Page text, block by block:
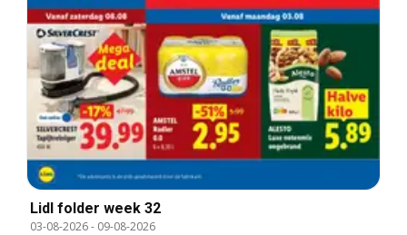
Lidl folder week 32
03-08-2026- 09-08-2026